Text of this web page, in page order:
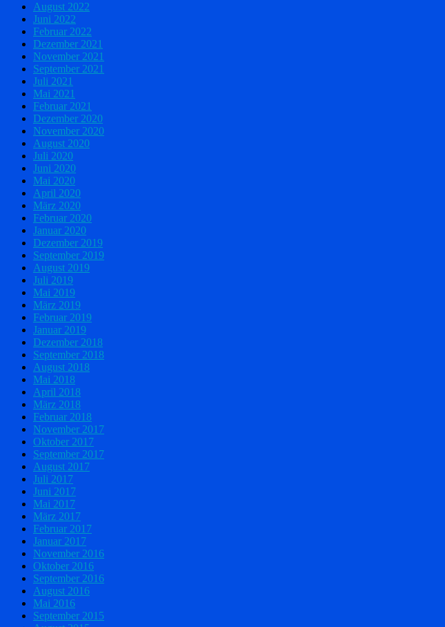
August 2022
Juni 2022
Februar 2022
Dezember 2021
November 2021
September 2021
Juli 2021
Mai 2021
Februar 2021
Dezember 2020
November 2020
August 2020
Juli 2020
Juni 2020
Mai 2020
April 2020
März 2020
Februar 2020
Januar 2020
Dezember 2019
September 2019
August 2019
Juli 2019
Mai 2019
März 2019
Februar 2019
Januar 2019
Dezember 2018
September 2018
August 2018
Mai 2018
April 2018
März 2018
Februar 2018
November 2017
Oktober 2017
September 2017
August 2017
Juli 2017
Juni 2017
Mai 2017
März 2017
Februar 2017
Januar 2017
November 2016
Oktober 2016
September 2016
August 2016
Mai 2016
September 2015